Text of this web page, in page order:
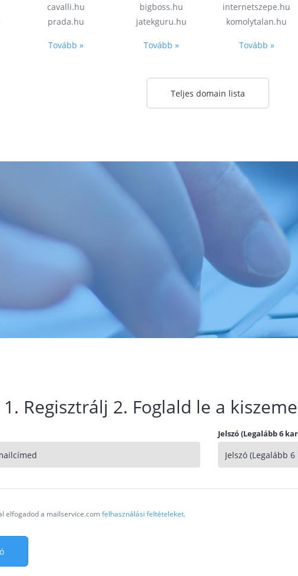
cavalli.hu
prada.hu
Tovább »
bigboss.hu
jatekguru.hu
Tovább »
internetszepe.hu
komolytalan.hu
Tovább »
Teljes domain lista
1. Regisztrálj 2. Foglald le a
Jelszó (Legalább 6
elfogadod a mailservice.comfelhasználási feltételeket.